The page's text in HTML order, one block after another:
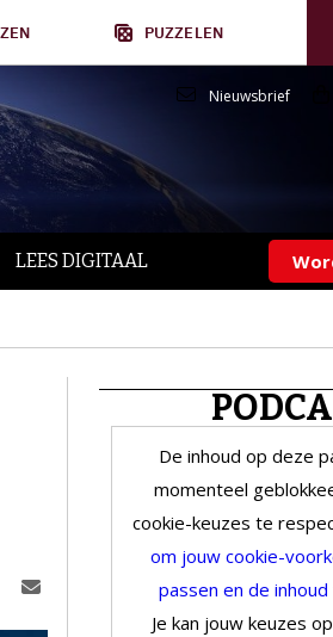
PUZZELEN
Nieuwsbrief
LEES DIGITAAL
De inhoud op deze
momenteel
cookie-keuzes te
om jouw cookie-
passen en de
Je kan jouw keuzes